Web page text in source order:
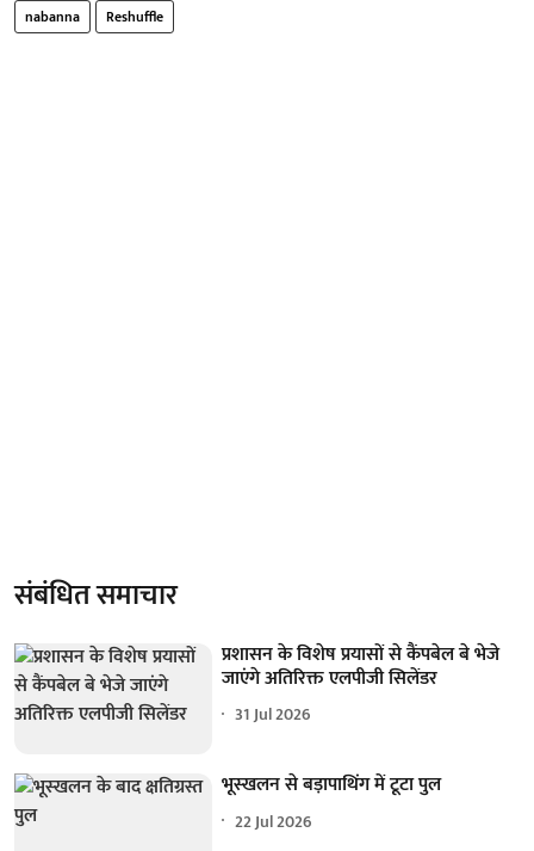
nabanna Reshuffle
संबंधित समाचार
प्रशासन के विशेष प्रयासों से कैंपबेल बे भेजे
जाएंगे अतिरिक्त एलपीजी सिलेंडर
31 Jul 2026
भूस्खलन से बड़ापाथिंग में टूटा पुल
22 Jul 2026